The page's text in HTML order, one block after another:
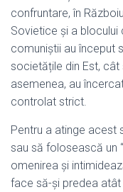
confruntare, în
Sovietice și a blocului
comuniștii au început
societățile din Est,
asemenea, au
controlat strict.
Pentru a atinge acest
sau să folosească un
omenirea și
face să-și predea